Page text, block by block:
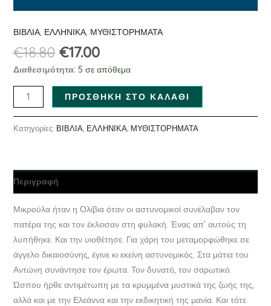
ΒΙΒΛΙΑ, ΕΛΛΗΝΙΚΑ, ΜΥΘΙΣΤΟΡΗΜΑΤΑ
€18.80 €17.00
Διαθεσιμότητα: 5 σε απόθεμα
ΠΡΟΣΘΉΚΗ ΣΤΟ ΚΑΛΆΘΙ
Κατηγορίες: ΒΙΒΛΙΑ, ΕΛΛΗΝΙΚΑ, ΜΥΘΙΣΤΟΡΗΜΑΤΑ
Περιγραφή
Μικρούλα ήταν η Ολίβια όταν οι αστυνομικοί συνέλαβαν τον
πατέρα της και τον έκλεισαν στη φυλακή. Ένας απ’ αυτούς τη
λυπήθηκε. Και την υιοθέτησε. Για χάρη του μεταμορφώθηκε σε
άγγελο δικαιοσύνης, έγινε κι εκείνη αστυνομικός. Στα μάτια του
Αντώνη συνάντησε τον έρωτα. Τον δυνατό, τον σαρωτικό.
Ώσπου ήρθε αντιμέτωπη με τα κρυμμένα μυστικά της ζωής της,
αλλά και με την Ελεάννα και την εκδικητική της μανία. Και τότε